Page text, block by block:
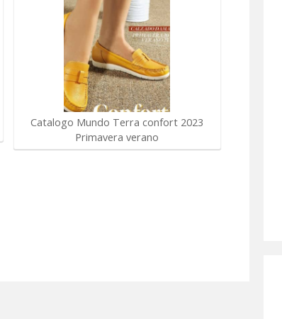
Catalogo Mundo Terra confort 2023
Primavera verano